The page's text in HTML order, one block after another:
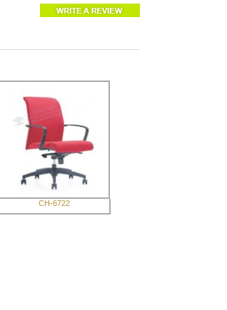
CH-6722